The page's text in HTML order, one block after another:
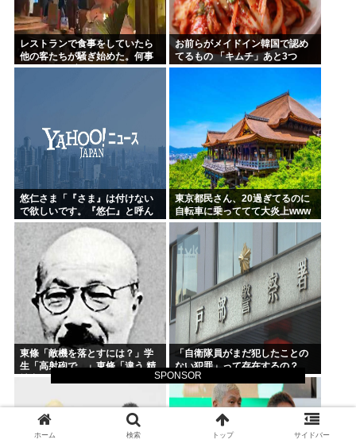
SPONSOR
レストランで食事をしていたら
他の客たちが騒ぎ始めた。何事
かな？ → 珍客が現れました…
お前らがメイドイン韓国で認め
てるもの 「キムチ」あと3つ
は？
悠仁さま「『さま』は付けない
で欲しいです。『悠仁』と呼ん
でください」
東京都民さん、20過ぎてるのに
自転車に乗っててて大炎上www
女「いい歳した男で自転車に乗
るのは知的障がい者だけだよ？
東條「敵機を落とすには？」学
生「高射砲で…」東條「違う 精
「自衛隊員がまだ犯したことの
ない犯罪」って存在するの？
ホーム 検索 トップ サイドバー